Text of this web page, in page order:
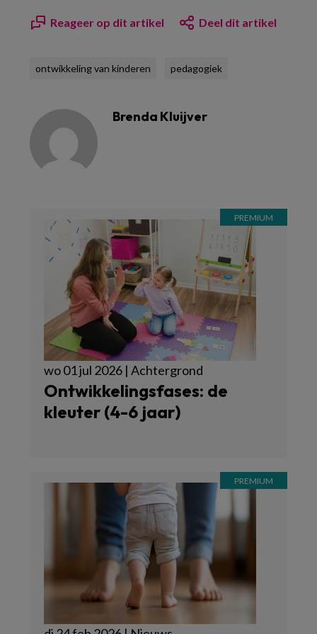
Reageer op dit artikel Deel dit artikel
ontwikkeling van kinderen pedagogiek
Brenda Kluijver
wo 01 jul 2026 | Achtergrond
Ontwikkelingsfases: de
kleuter (4-6 jaar)